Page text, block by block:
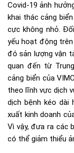
Covid-19 ảnh
khai thác cảng
cực không nhỏ.
yếu hoạt động
đó sản lượng vận
quan đến từ
cảng biển của
theo lĩnh vực dịch
dịch bệnh kéo dài
xuất kinh doanh
Vì vậy, đưa ra các
có thể giảm thiểu